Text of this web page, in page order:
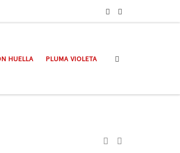
HUELLA PLUMA VIOLETA